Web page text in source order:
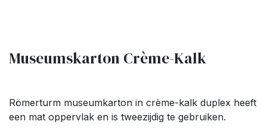
Museumskarton Crème-Kalk
Römerturm museumkarton in crème-kalk duplex heeft
een mat oppervlak en is tweezijdig te gebruiken.